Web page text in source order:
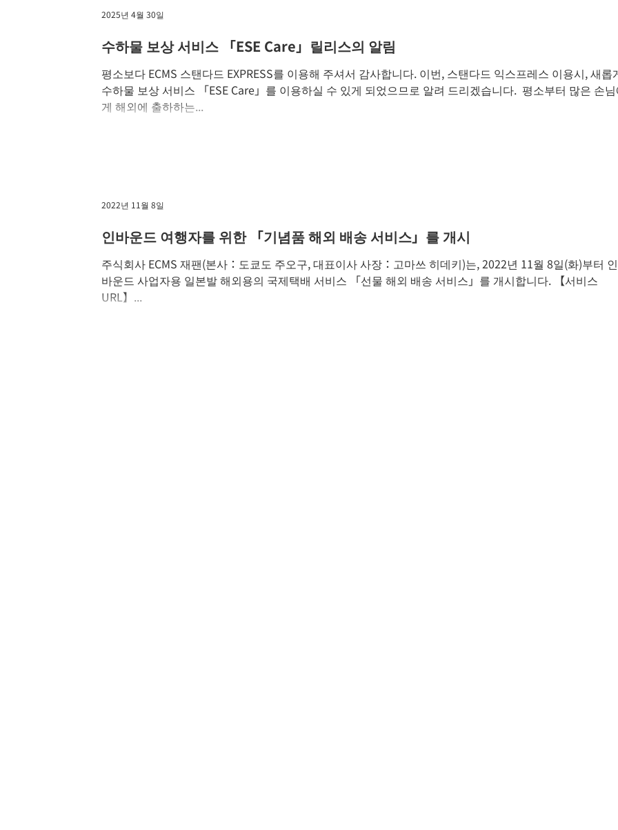
수하물 보상 서비스 「ESE Care」릴리스의 알림
평소보다 ECMS 스탠다드 EXPRESS를 이용해 주셔서 감사합니다. 이번, 스탠다드 익스프레스 이용시, 새롭
수하물 보상 서비스 「ESE Care」를 이용하실 수 있게 되었으므로 알려 드리겠습니다. ​ 평소부터 많은 손
게 해외에 출하하는...
2025년 4월 30일
인바운드 여행자를 위한 「기념품 해외 배송 서비스」를 개시
주식회사 ECMS 재팬(본사：도쿄도 주오구, 대표이사 사장：고마쓰 히데키)는, 2022년 11월 8일(화)부터 인
바운드 사업자용 일본발 해외용의 국제택배 서비스 「선물 해외 배송 서비스」를 개시합니다. 【서비스
URL】...
2022년 11월 8일